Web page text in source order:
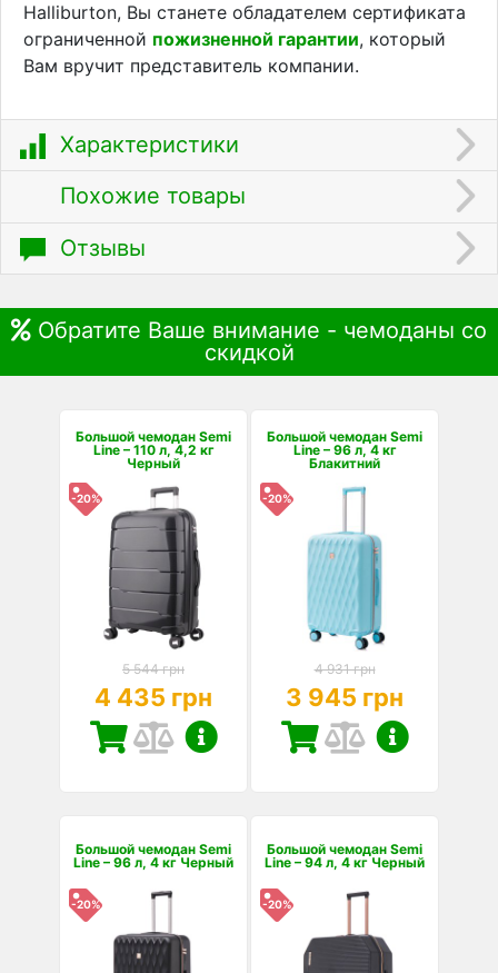
Halliburton, Вы станете обладателем сертификата
ограниченной пожизненной гарантии, который
Вам вручит представитель компании.
Характеристики
Похожие товары
Отзывы
Обратите Ваше внимание - чемоданы со
скидкой
Большой чемодан Semi
Line – 110 л, 4,2 кг
Черный
-20%
5 544 грн
4 435 грн
Большой чемодан Semi
Line – 96 л, 4 кг
Блакитний
-20%
4 931 грн
3 945 грн
Большой чемодан Semi
Line – 96 л, 4 кг Черный
-20%
Большой чемодан Semi
Line – 94 л, 4 кг Черный
-20%